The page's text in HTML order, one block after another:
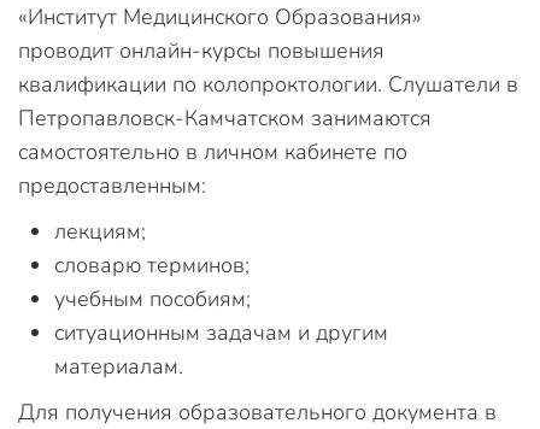
«Институт Медицинского Образования»
проводит онлайн-курсы повышения
квалификации по колопроктологии. Слушатели в
Петропавловск-Камчатском занимаются
самостоятельно в личном кабинете по
предоставленным:
лекциям;
словарю терминов;
учебным пособиям;
ситуационным задачам и другим
материалам.
Для получения образовательного документа в